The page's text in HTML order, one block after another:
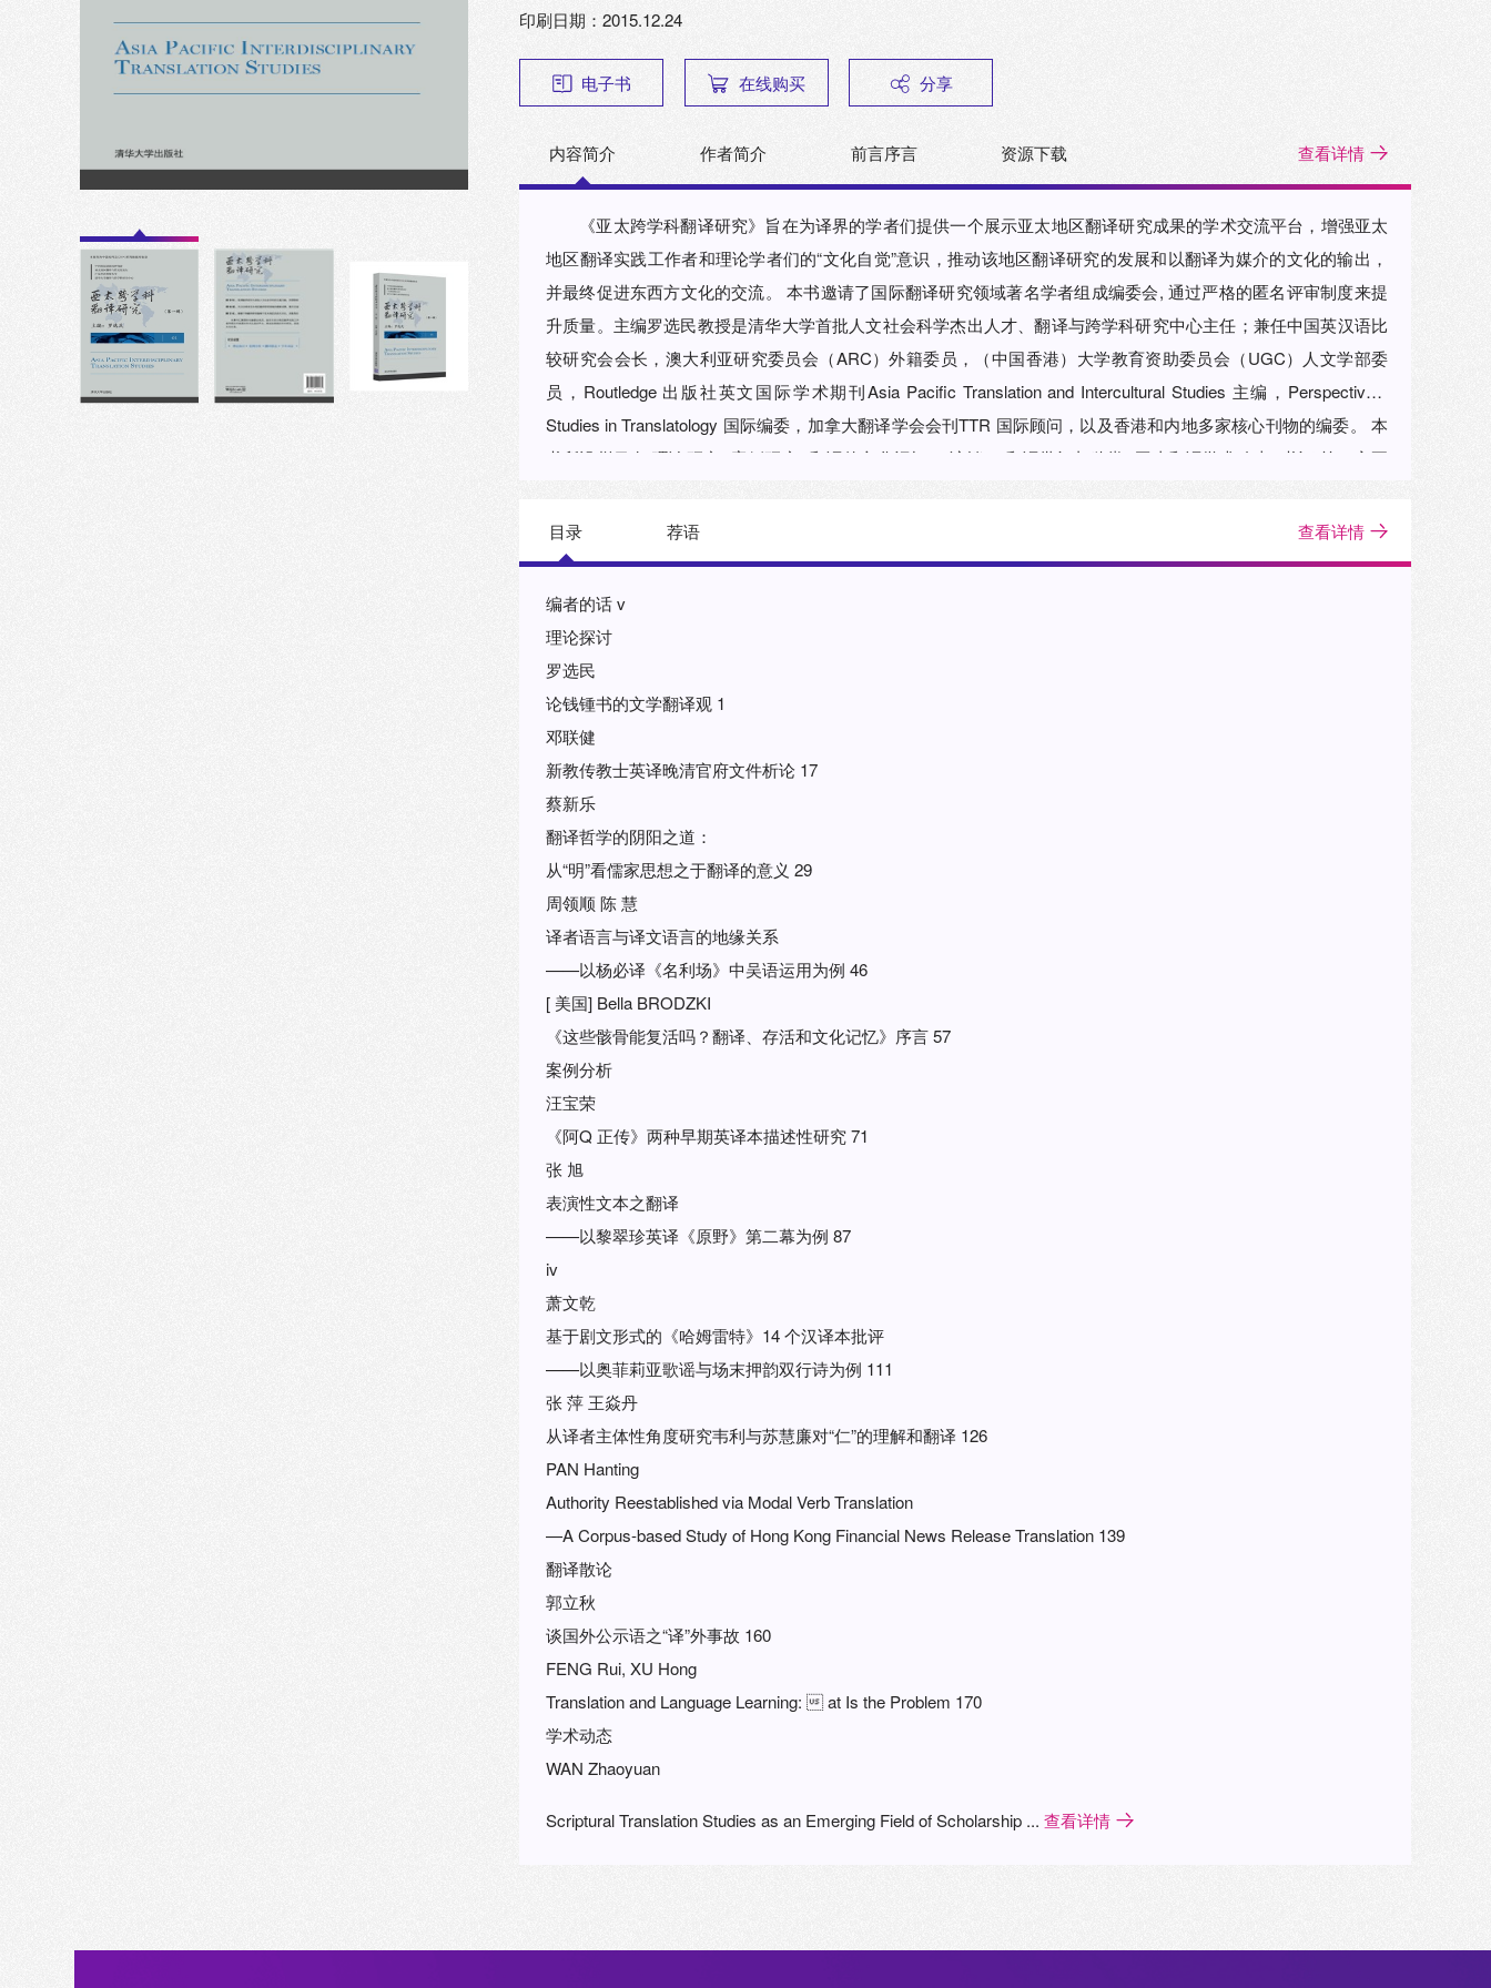
印刷日期：2015.12.24
电子书 在线购买 分享
内容简介 作者简介 前言序言 资源下载 查看详情
《亚太跨学科翻译研究》旨在为译界的学者们提供一个展示亚太地区翻译研究成果的学术交流平台，增强亚太
地区翻译实践工作者和理论学者们的“文化自觉”意识，推动该地区翻译研究的发展和以翻译为媒介的文化的输出，
并最终促进东西方文化的交流。 本书邀请了国际翻译研究领域著名学者组成编委会, 通过严格的匿名评审制度来提
升质量。主编罗选民教授是清华大学首批人文社会科学杰出人才、翻译与跨学科研究中心主任；兼任中国英汉语比
较研究会会长，澳大利亚研究委员会（ARC）外籍委员，（中国香港）大学教育资助委员会（UGC）人文学部委
员，Routledge 出版社英文国际学术期刊Asia Pacific Translation and Intercultural Studies 主编，Perspectives:
Studies in Translatology 国际编委，加拿大翻译学会会刊TTR 国际顾问，以及香港和内地多家核心刊物的编委。 本
书所设栏目有“理论研究”“案例研究”“翻译的文化记忆”（访谈）“翻译批评与鉴赏”“亚太翻译学术动态”“书评”等。主要
目录 荐语 查看详情
编者的话 v
理论探讨
罗选民
论钱锺书的文学翻译观 1
邓联健
新教传教士英译晚清官府文件析论 17
蔡新乐
翻译哲学的阴阳之道：
从“明”看儒家思想之于翻译的意义 29
周领顺 陈 慧
译者语言与译文语言的地缘关系
——以杨必译《名利场》中吴语运用为例 46
[ 美国] Bella BRODZKI
《这些骸骨能复活吗？翻译、存活和文化记忆》序言 57
案例分析
汪宝荣
《阿Q 正传》两种早期英译本描述性研究 71
张 旭
表演性文本之翻译
——以黎翠珍英译《原野》第二幕为例 87
iv
萧文乾
基于剧文形式的《哈姆雷特》14 个汉译本批评
——以奥菲莉亚歌谣与场末押韵双行诗为例 111
张 萍 王焱丹
从译者主体性角度研究韦利与苏慧廉对“仁”的理解和翻译 126
PAN Hanting
Authority Reestablished via Modal Verb Translation
—A Corpus-based Study of Hong Kong Financial News Release Translation 139
翻译散论
郭立秋
谈国外公示语之“译”外事故 160
FENG Rui, XU Hong
Translation and Language Learning:  at Is the Problem 170
学术动态
WAN Zhaoyuan
Scriptural Translation Studies as an Emerging Field of Scholarship ... 查看详情